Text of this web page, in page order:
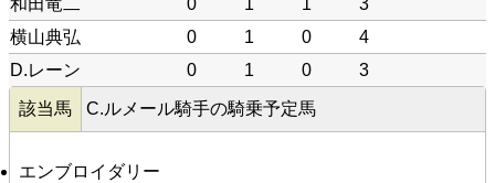
和田竜二
0 1 1
3
横山典弘
0 1 0
4
D.レーン
0 1 0 3
該当馬 C.ルメール騎手の騎乗予定馬
エンブロイダリー